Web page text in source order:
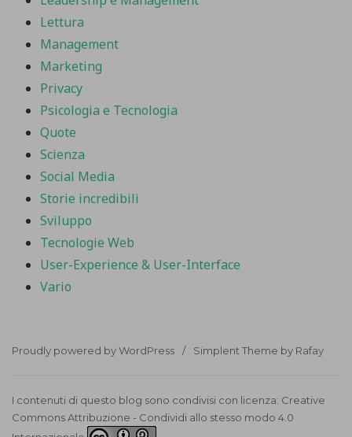
Lettura
Management
Marketing
Privacy
Psicologia e Tecnologia
Quote
Scienza
Social Media
Storie incredibili
Sviluppo
Tecnologie Web
User-Experience & User-Interface
Vario
Proudly powered by WordPress Simplent Theme by Rafay
I contenuti di questo blog sono condivisi con licenza: Creative
Commons Attribuzione - Condividi allo stesso modo 4.0